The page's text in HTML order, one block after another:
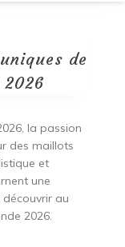
de
2026
la passion
des maillots
et
une
au
2026.